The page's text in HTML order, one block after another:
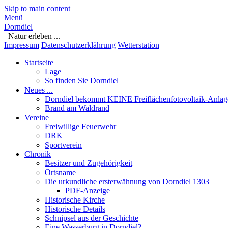
Skip to main content
Menü
Dorndiel
Natur erleben ...
Impressum Datenschutzerklährung Wetterstation
Startseite
Lage
So finden Sie Dorndiel
Neues ...
Dorndiel bekommt KEINE Freiflächenfotovoltaik-
Brand am Waldrand
Vereine
Freiwillige Feuerwehr
DRK
Sportverein
Chronik
Besitzer und Zugehörigkeit
Ortsname
Die urkundliche ersterwähnung von Dorndiel 1303
PDF-Anzeige
Historische Kirche
Historische Details
Schnipsel aus der Geschichte